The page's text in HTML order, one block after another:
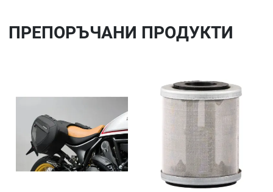
ПРЕПОРЪЧАНИ ПРОДУКТИ
Сравни продукт